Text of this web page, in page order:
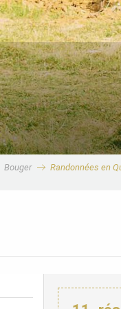
Bouger Randonnées en